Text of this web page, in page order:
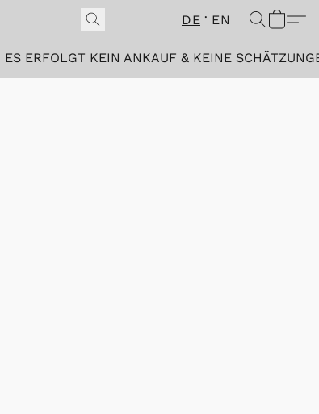
DE EN
ES ERFOLGT KEIN ANKAUF & KEINE